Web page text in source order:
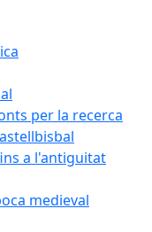
per la recerca
a l'antiguitat
medieval